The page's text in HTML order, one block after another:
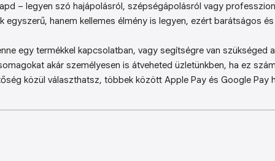
– legyen szó hajápolásról, szépségápolásról vagy
egyszerű, hanem kellemes élmény is legyen, ezért barátságos
egy termékkel kapcsolatban, vagy segítségre van szükséged
akár személyesen is átveheted üzletünkben, ha ez
közül választhatsz, többek között Apple Pay és Google Pay